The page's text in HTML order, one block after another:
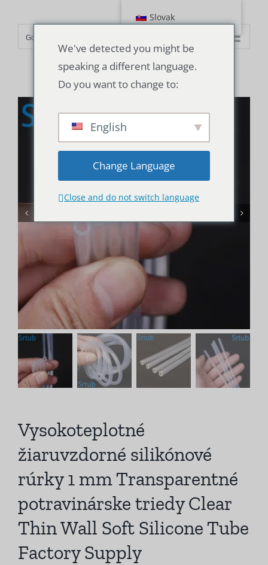
obsahGo to...
Vysokoteplotné
žiaruvzdorné silikónové
rúrky 1 mm Transparentné
potravinárske triedy Clear
Thin Wall Soft Silicone Tube
Factory Supply
Slovak
We've detected you might be
speaking a different language.
Do you want to change to:
English
Change Language
Close and do not switch language